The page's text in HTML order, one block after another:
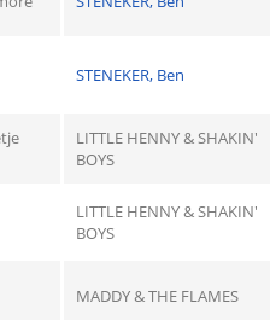
STENEKER, Ben
LITTLE HENNY & SHAKIN'
BOYS
LITTLE HENNY & SHAKIN'
BOYS
MADDY & THE FLAMES